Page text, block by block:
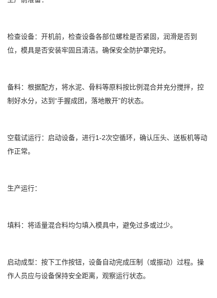
检查设备：开机前，检查设备各部位螺栓是否紧固，润滑是否到
位，模具是否安装牢固且清洁。确保安全防护罩完好。
备料：根据配方，将水泥、骨料等原料按比例混合并充分搅拌，控
制好水分，达到“手握成团，落地散开”的状态。
空载试运行：启动设备，进行1-2次空循环，确认压头、送板机等动
作正常。
生产运行：
填料：将适量混合料均匀填入模具中，避免过多或过少。
启动成型：按下工作按钮，设备自动完成压制（或振动）过程。操
作人员应与设备保持安全距离，观察运行状态。